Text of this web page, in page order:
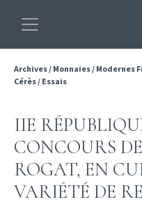
Archives/ Monnaies/ Modernes
Cérès/ Essais
IIE
CONCOURS
ROGAT, EN
VARIÉTÉ DE